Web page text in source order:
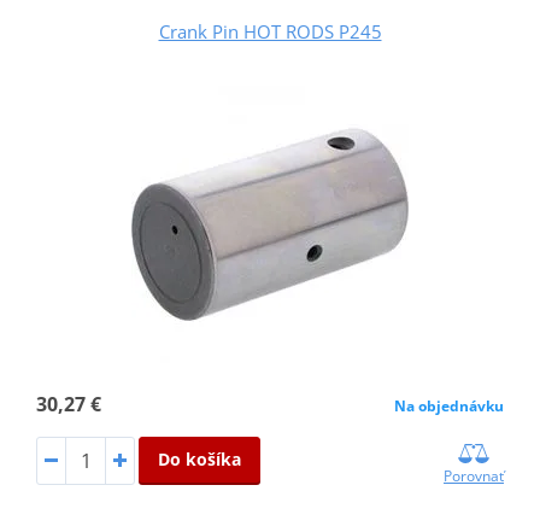
Crank Pin HOT RODS P245
30,27 € Na objednávku
Do košíka
Porovnať